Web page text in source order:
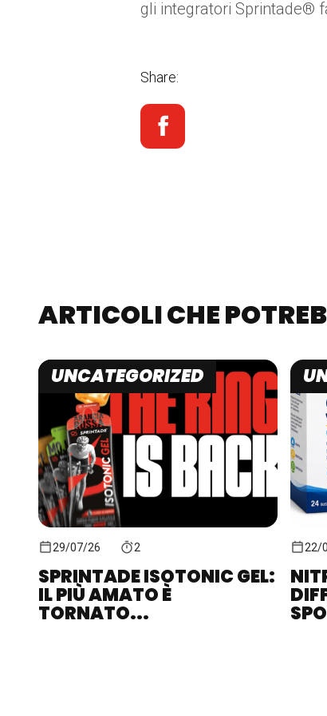
gli integratori Sprintade®
Share:
ARTICOLI CHE
UNCATEGORIZED
29/07/26 2
SPRINTADE ISOTONIC GEL:
IL PIÙ AMATO È
TORNATO...
22/